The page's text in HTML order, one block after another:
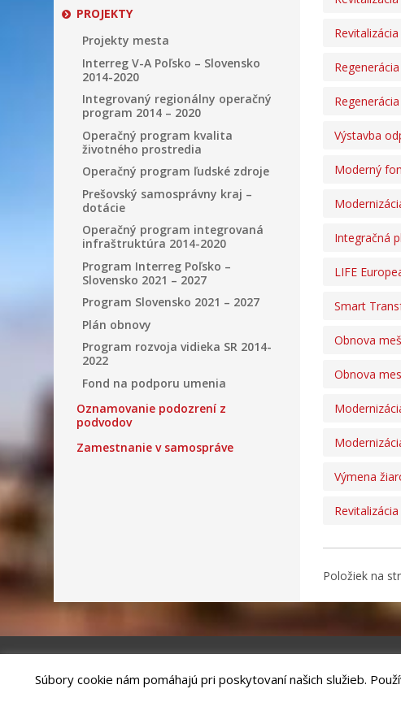
PROJEKTY
Projekty mesta
Interreg V-A Poľsko – Slovensko
2014-2020
Integrovaný regionálny operačný
program 2014 – 2020
Operačný program kvalita
životného prostredia
Operačný program ľudské zdroje
Prešovský samosprávny kraj –
dotácie
Operačný program integrovaná
infraštruktúra 2014-2020
Program Interreg Poľsko –
Slovensko 2021 – 2027
Program Slovensko 2021 – 2027
Plán obnovy
Program rozvoja vidieka SR 2014-
2022
Fond na podporu umenia
Oznamovanie podozrení z
podvodov
Zamestnanie v samospráve
Výstavba
Moderný
Integračná
LIFE
Smart
Obnova
Obnova
Výmena
Položiek na
Riešenie ANTIK SMART CITY
| Technický prevádzkovateľ – MVI
Súbory cookie nám pomáhajú pri poskytovaní našich služieb.